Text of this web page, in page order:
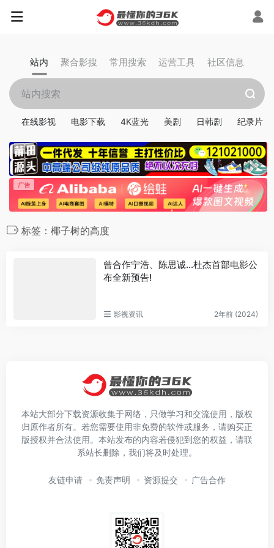
站内 聚合影搜 常用搜索 运营工具 社区信息
在线影视 电影下载 4K蓝光 美剧 日韩剧 纪录片
标签：椰子树的高度
曾合作宁浩、陈思诚…杜杰首部电影公
布全新预告!
影视资讯 2年前 (2024)
本站大部分下载资源收集于网络，只做学习和交流使用，版权
归原作者所有。若您需要使用非免费的软件或服务，请购买正
版授权并合法使用。本站发布的内容若侵犯到您的权益，请联
系站长删除，我们将及时处理。
友链申请 免责声明 资源提交 广告合作